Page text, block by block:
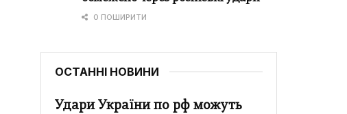
0 ПОШИРИТИ
ОСТАННІ НОВИНИ
Удари України по рф можуть